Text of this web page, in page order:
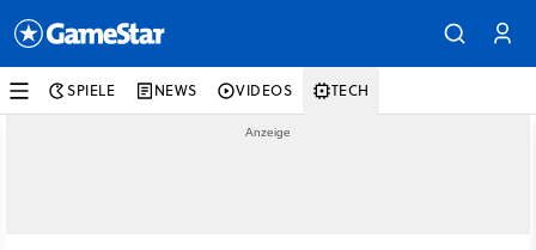
SPIELE NEWS VIDEOS TECH